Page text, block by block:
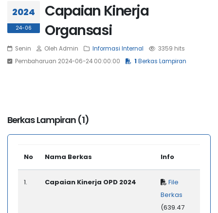
2024
24-06
Capaian Kinerja
Organsasi
Senin Oleh Admin Informasi Internal
3359 hits
Pembaharuan 2024-06-24 00:00:00
1 Berkas Lampiran
Berkas Lampiran (1)
No Nama Berkas Info
1. Capaian Kinerja OPD 2024
File
Berkas
(639.47